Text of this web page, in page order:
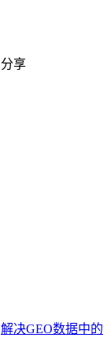
分享
解决GEO数据中的